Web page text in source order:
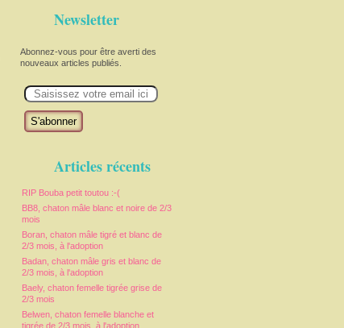
Newsletter
Abonnez-vous pour être averti des
nouveaux articles publiés.
m
Articles récents
RIP Bouba petit toutou :-(
BB8, chaton mâle blanc et noire de 2/3
mois
Boran, chaton mâle tigré et blanc de
2/3 mois, à l'adoption
Badan, chaton mâle gris et blanc de
2/3 mois, à l'adoption
Baely, chaton femelle tigrée grise de
2/3 mois
Belwen, chaton femelle blanche et
tigrée de 2/3 mois, à l'adoption